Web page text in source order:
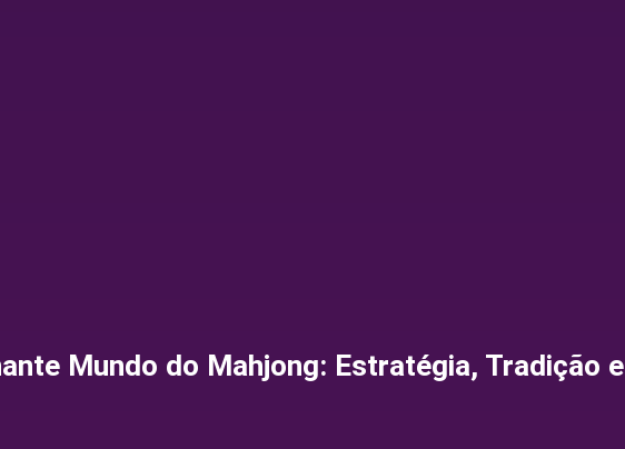
Mundo do Mahjong: Estratégia, Tradição e